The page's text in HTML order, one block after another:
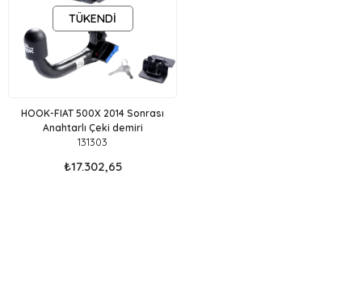
TÜKENDI
HOOK-FIAT 500X 2014 Sonrası
Anahtarlı Çeki demiri
131303
₺17.302,65